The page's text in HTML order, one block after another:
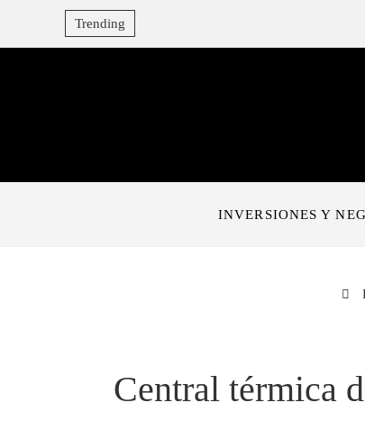
Trending
INVERSIONES Y
Central térmica